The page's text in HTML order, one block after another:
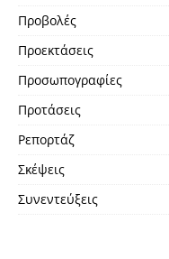
Προβολές
Προεκτάσεις
Προσωπογραφίες
Προτάσεις
Ρεπορτάζ
Σκέψεις
Συνεντεύξεις